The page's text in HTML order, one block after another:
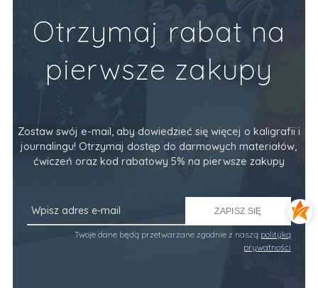
Otrzymaj rabat na
pierwsze zakupy
Zostaw swój e-mail, aby dowiedzieć się więcej o kaligrafii i
journalingu! Otrzymaj dostęp do darmowych materiałów,
ćwiczeń oraz kod rabatowy 5% na pierwsze zakupy
ZAPISZ SIĘ
Twoje dane będą przetwarzane zgodnie z naszą polityką
prywatności